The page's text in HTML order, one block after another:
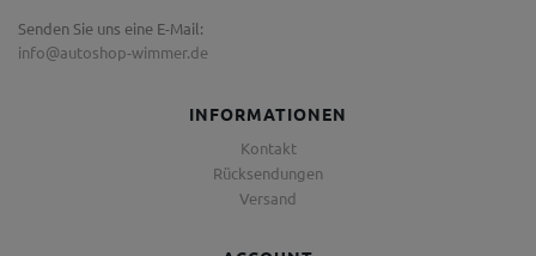
Senden Sie uns eine E-Mail:
info@autoshop-wimmer.de
INFORMATIONEN
Kontakt
Rücksendungen
Versand